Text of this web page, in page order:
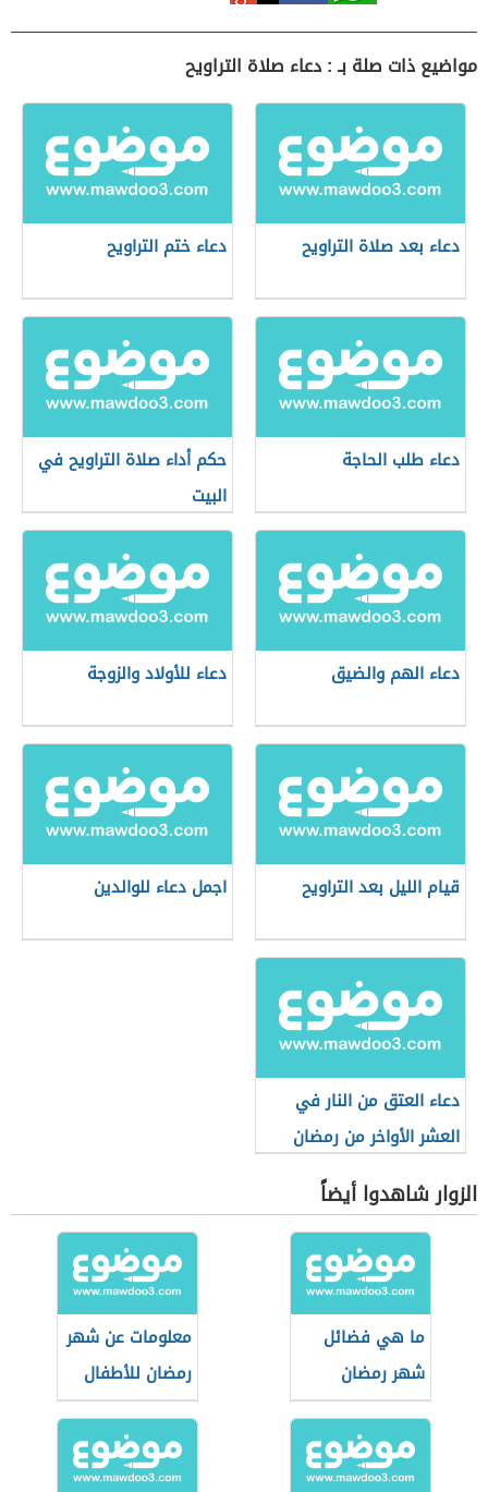
مواضيع ذات صلة بـ : دعاء صلاة التراويح
دعاء بعد صلاة التراويح دعاء ختم التراويح
دعاء طلب الحاجة
حكم أداء صلاة التراويح في
البيت
دعاء الهم والضيق دعاء للأولاد والزوجة
قيام الليل بعد التراويح اجمل دعاء للوالدين
دعاء العتق من النار في
العشر الأواخر من رمضان
الزوار شاهدوا أيضاً
ما هي فضائل
شهر رمضان
معلومات عن شهر
رمضان للأطفال